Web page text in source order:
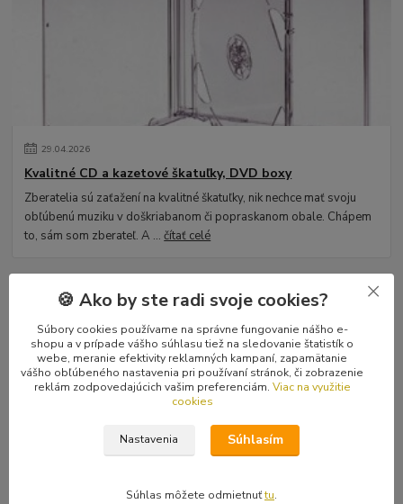
29.04.2026
Kvalitné CD a kazetové škatuľky, DVD boxy
Zberatelia sú zaťažení na kvalitné škatuľky, nik nechce mať svoju
obľúbenú muziku v doškriabanom či popraskanom obale. Chápem
to, sám som zberateľ. A ...čítať celé
Ako nájsť vydavateľa, či vydať vlastnú knihu? Rady a tipy
Spísal som blog na tému ako vydať knihu - buď si nájdete
🍪 Ako by ste radi svoje cookies?
Súbory cookies používame na správne fungovanie nášho e-
shopu a v prípade vášho súhlasu tiež na sledovanie štatistík o
webe, meranie efektivity reklamných kampaní, zapamätanie
vášho obľúbeného nastavenia pri používaní stránok, či zobrazenie
reklám zodpovedajúcich vašim preferenciám. Viac na využitie
cookies
Nastavenia Súhlasím
Súhlas môžete odmietnuťtu.